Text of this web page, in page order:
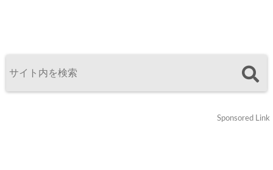
Sponsored Link